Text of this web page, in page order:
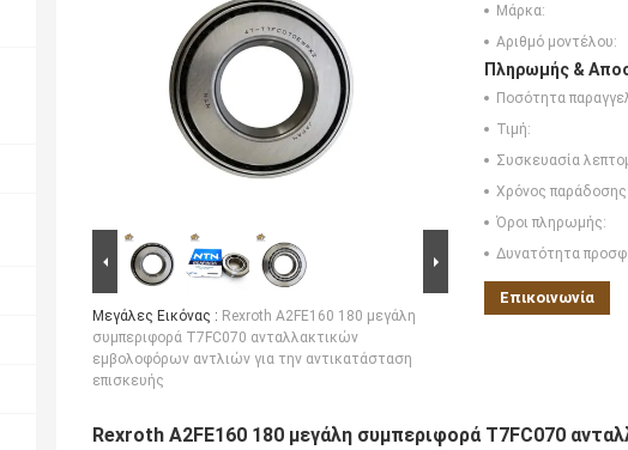
Μεγάλες Εικόνας : Rexroth A2FE160 180 μεγάλη
συμπεριφορά T7FC070 ανταλλακτικών
εμβολοφόρων αντλιών για την αντικατάσταση
επισκευής
Μάρκα:
Αριθμό μοντέλου:
Πληρωμής &
Ποσότητα
Τιμή:
Συσκευασία
Χρόνος
Όροι πληρωμής:
Δυνατότητα
Επικοινωνία
Rexroth A2FE160 180 μεγάλη συμπεριφορά T7FC070